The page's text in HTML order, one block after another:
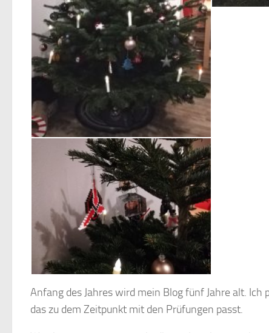
Anfang des Jahres wird mein Blog fünf Jahre alt.
das zu dem Zeitpunkt mit den Prüfungen passt.